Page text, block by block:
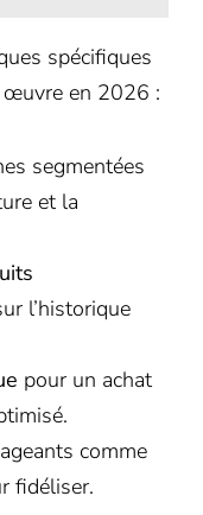
spécifiques
œuvre en 2026 :
segmentées
et la
l’historique
pour un achat
comme
fidéliser.